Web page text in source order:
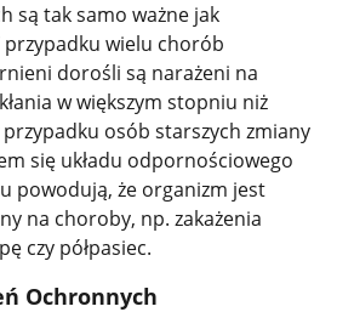
są tak samo ważne jak
przypadku wielu chorób
dorośli są narażeni na
w większym stopniu niż
osób starszych zmiany
się układu odpornościowego
powodują, że organizm jest
na choroby, np. zakażenia
czy półpasiec.
Ochronnych